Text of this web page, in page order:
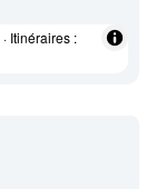
· Itinéraires :